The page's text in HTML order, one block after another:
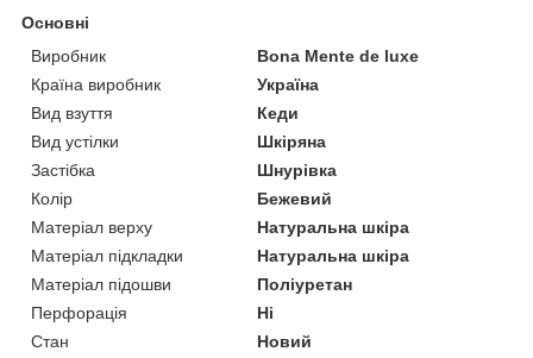
Основні
Виробник
Bona Mente de luxe
Країна виробник
Україна
Вид взуття
Кеди
Вид устілки
Шкіряна
Застібка
Шнурівка
Колір
Бежевий
Матеріал верху
Натуральна шкіра
Матеріал підкладки
Натуральна шкіра
Матеріал підошви
Поліуретан
Перфорація
Ні
Стан
Новий